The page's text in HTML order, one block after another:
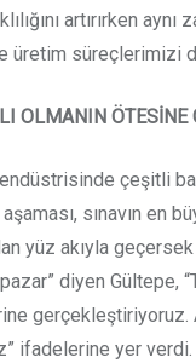
artırırken
üretim süreçlerimizi
OLMANIN ÖTESİNE
çeşitli
sınavın en
yüz akıyla
diyen Gültepe,
gerçekleştiriyoruz.
ifadelerine yer verdi.